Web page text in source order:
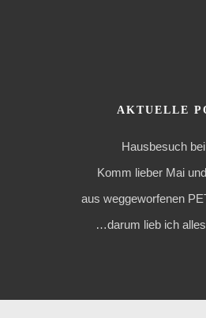
AKTUELLE
Hausbesuch
Komm lieber Mai
aus weggeworfenen
…darum lieb ich